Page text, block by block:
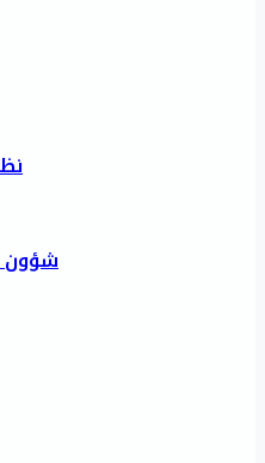
شؤون